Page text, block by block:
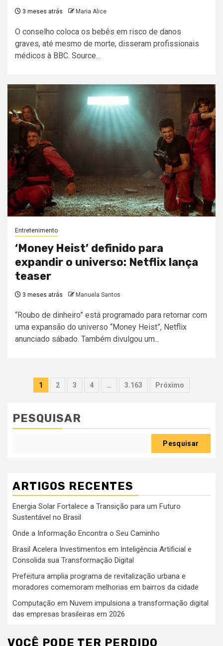
3 meses atrás Maria Alice
O conselho coloca os bebês em risco de danos
graves, até mesmo de morte, disseram profissionais
médicos à BBC. Source...
Entretenimento
‘Money Heist’ definido para
expandir o universo: Netflix lança
teaser
3 meses atrás Manuela Santos
“Roubo de dinheiro” está programado para retornar com
uma expansão do universo “Money Heist”, Netflix
anunciado sábado. Também divulgou um...
Paginação
conteúdos
1 2 3 4 … 3.163 Próximo
PESQUISAR
Pesquisar
ARTIGOS RECENTES
Energia Solar Fortalece a Transição para um Futuro
Sustentável no Brasil
Onde a Informação Encontra o Seu Caminho
Brasil Acelera Investimentos em Inteligência Artificial e
Consolida sua Transformação Digital
Prefeitura amplia programa de revitalização urbana e
moradores comemoram melhorias em bairros da cidade
Computação em Nuvem impulsiona a transformação digital
das empresas brasileiras em 2026
VOCÊ PODE TER PERDIDO